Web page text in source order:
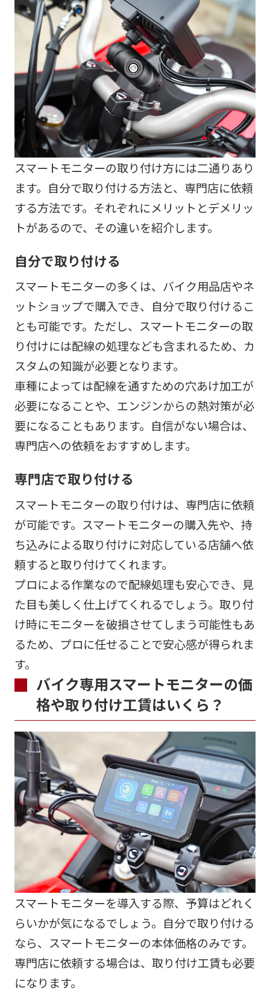
スマートモニターの取り付け方には二通りあり
ます。自分で取り付ける方法と、専門店に依頼
する方法です。それぞれにメリットとデメリッ
トがあるので、その違いを紹介します。
自分で取り付ける
スマートモニターの多くは、バイク用品店やネ
ットショップで購入でき、自分で取り付けるこ
とも可能です。ただし、スマートモニターの取
り付けには配線の処理なども含まれるため、カ
スタムの知識が必要となります。
車種によっては配線を通すための穴あけ加工が
必要になることや、エンジンからの熱対策が必
要になることもあります。自信がない場合は、
専門店への依頼をおすすめします。
専門店で取り付ける
スマートモニターの取り付けは、専門店に依頼
が可能です。スマートモニターの購入先や、持
ち込みによる取り付けに対応している店舗へ依
頼すると取り付けてくれます。
プロによる作業なので配線処理も安心でき、見
た目も美しく仕上げてくれるでしょう。取り付
け時にモニターを破損させてしまう可能性もあ
るため、プロに任せることで安心感が得られま
す。
バイク専用スマートモニターの価
格や取り付け工賃はいくら？
スマートモニターを導入する際、予算はどれく
らいかが気になるでしょう。自分で取り付ける
なら、スマートモニターの本体価格のみです。
専門店に依頼する場合は、取り付け工賃も必要
になります。